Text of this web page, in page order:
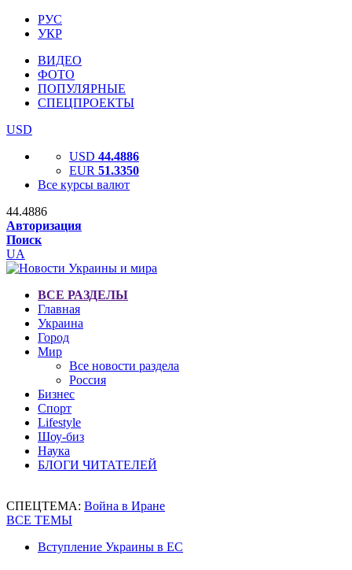
РУС
УКР
ВИДЕО
ФОТО
ПОПУЛЯРНЫЕ
СПЕЦПРОЕКТЫ
USD
USD 44.4886
EUR 51.3350
Все курсы валют
44.4886
Авторизация
Поиск
UA
ВСЕ РАЗДЕЛЫ
Главная
Украина
Город
Мир
Все новости раздела
Россия
Бизнес
Спорт
Lifestyle
Шоу-биз
Наука
БЛОГИ ЧИТАТЕЛЕЙ
СПЕЦТЕМА: Война в Иране
ВСЕ ТЕМЫ
Вступление Украины в ЕС